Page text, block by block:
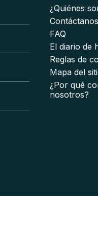
¿Quiénes
FAQ
El diario de
Reglas de
Mapa del
¿Por qué
nosotros?